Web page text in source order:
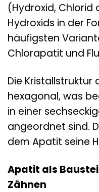
(Hydroxid, Chlorid
Hydroxids in der
häufigsten
Chlorapatit und
Die Kristallstruktur
hexagonal, was
in einer
angeordnet sind.
dem Apatit seine
Apatit als
Zähnen